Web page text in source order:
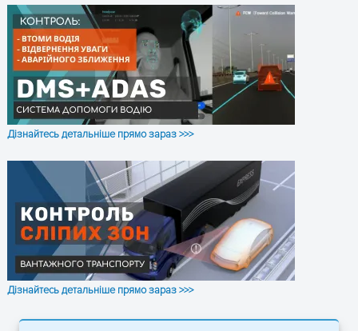
Дізнайтесь детальніше прямо зараз >>>
Дізнайтесь детальніше прямо зараз >>>
Внутрішній
одометр
Є
Робочий
температурний
діапазон
від -40 до +85°C
GSM
Внутрішня антена
Клас
GSM/GPRS
10 (до 85,6кбіт), клас B
Реєстрація
GSM перешкод
Є
Запуск
Холодний <30с, гарячий 1с.
підтримка A-GPS